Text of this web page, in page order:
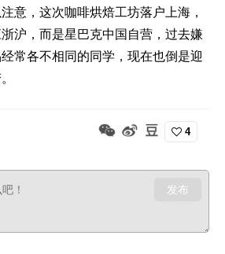
意，这次咖啡烘焙工坊落户上海，
沪，而是星巴克中国自营，过去嫌
常各不相同的同学，现在也倒是迎
4
发布